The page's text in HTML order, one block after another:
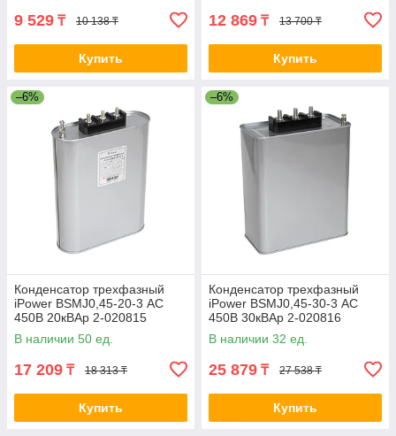
9 529 ₸ 10 138 ₸
Купить
12 869 ₸ 13 700 ₸
Купить
–6%
Конденсатор трехфазный
iPower BSMJ0,45-20-3 АС
450В 20кВАр 2-020815
BSMJ0.45-20-3
В наличии 50 ед.
17 209 ₸ 18 313 ₸
Купить
–6%
Конденсатор трехфазный
iPower BSMJ0,45-30-3 АС
450В 30кВАр 2-020816
BSMJ0.45-30-3
В наличии 32 ед.
25 879 ₸ 27 538 ₸
Купить